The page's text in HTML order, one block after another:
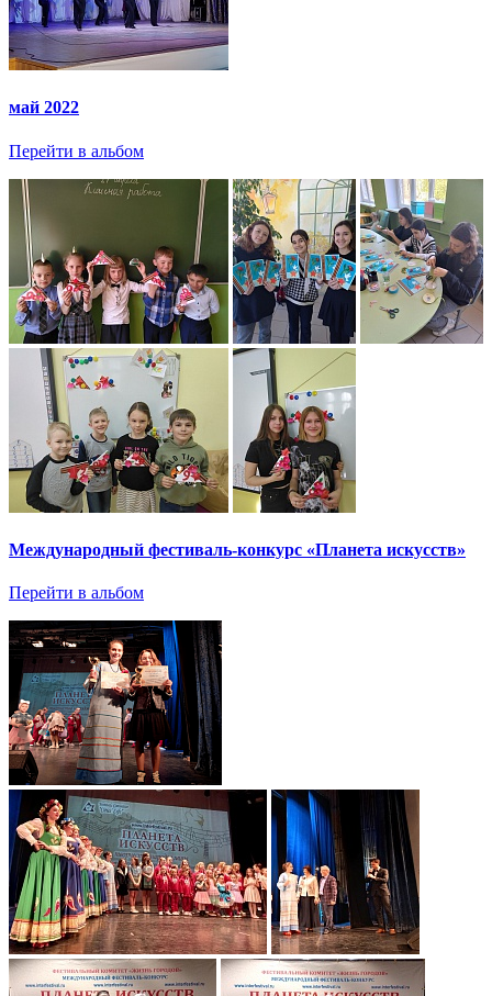
май 2022
Перейти в альбом
Международный фестиваль-конкурс «Планета искусств»
Перейти в альбом